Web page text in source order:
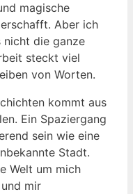
magische
Aber ich
nicht die ganze
steckt viel
von Worten.
kommt aus
Ein Spaziergang
sein wie eine
Stadt.
Welt um mich
mir